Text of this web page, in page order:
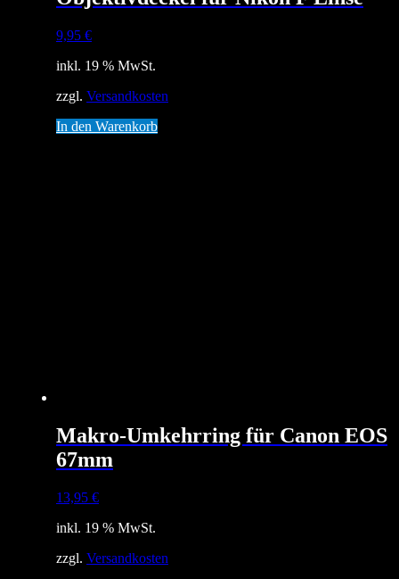
9,95 €
inkl. 19 % MwSt.
zzgl. Versandkosten
In den Warenkorb
Makro-Umkehrring für Canon EOS
67mm
13,95 €
inkl. 19 % MwSt.
zzgl. Versandkosten